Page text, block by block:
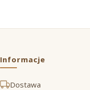
Informacje
Dostawa